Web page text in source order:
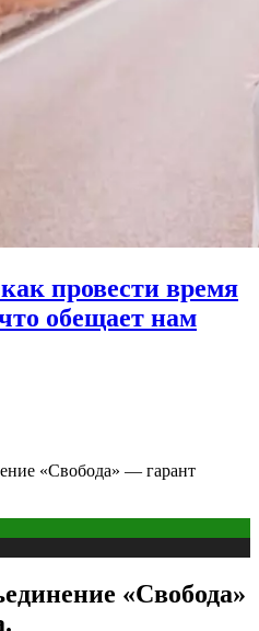
провести время
обещает нам
«Свобода» — гарант
«Свобода»